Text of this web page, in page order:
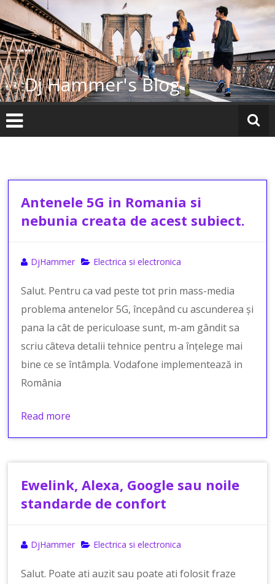
Skip
to
content
Dj Hammer's Blog
Antenele 5G in Romania si
nebunia creata de acest subiect.
DjHammer Electrica si electronica
Salut. Pentru ca vad peste tot prin mass-media
problema antenelor 5G, începând cu ascunderea și
pana la cât de periculoase sunt, m-am gândit sa
scriu câteva detalii tehnice pentru a înțelege mai
bine ce se întâmpla. Vodafone implementează in
România
Read more
Ewelink, Alexa, Google sau noile
standarde de confort
DjHammer Electrica si electronica
Salut. Poate ati auzit sau poate ati folosit fraze